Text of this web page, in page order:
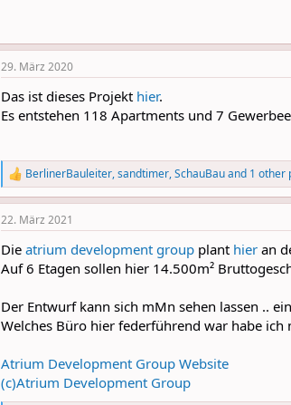
29. März 2020
Das ist dieses Projekt hier.
Es entstehen 118 Apartments und 7
R
e
a
c
i
o
:
BerlinerBauleiter,sandtimer,SchauBauand 1 other
22. März 2021
Die atrium development group plant hier an
Auf 6 Etagen sollen hier 14.500m²
Der Entwurf kann sich mMn sehen lassen ..
Welches Büro hier federführend war habe
Atrium Development Group Website
(c)Atrium Development Group